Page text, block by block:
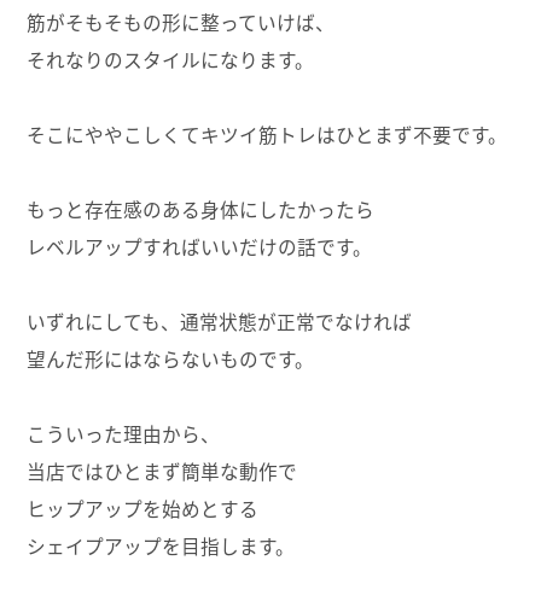
筋がそもそもの形に整っていけば、
それなりのスタイルになります。
そこにややこしくてキツイ筋トレはひとまず不要です。
もっと存在感のある身体にしたかったら
レベルアップすればいいだけの話です。
いずれにしても、通常状態が正常でなければ
望んだ形にはならないものです。
こういった理由から、
当店ではひとまず簡単な動作で
ヒップアップを始めとする
シェイプアップを目指します。